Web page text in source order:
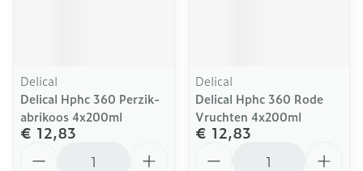
Delical
Delical Hphc 360 Perzik-
abrikoos 4x200ml
€ 12,83
Delical
Delical Hphc 360 Rode
Vruchten 4x200ml
€ 12,83